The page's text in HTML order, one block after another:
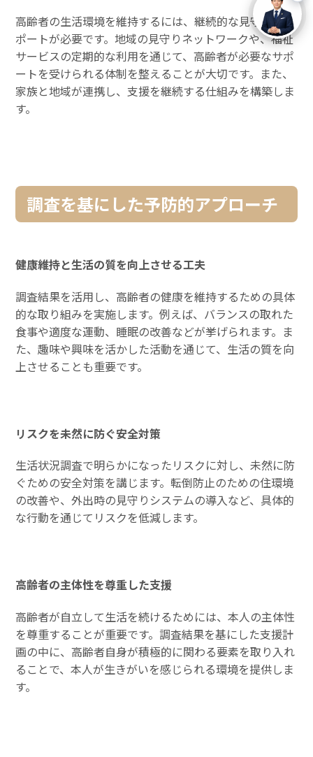
高齢者の生活環境を維持するには、継続的な見守りとサ
ポートが必要です。地域の見守りネットワークや、福祉
サービスの定期的な利用を通じて、高齢者が必要なサポ
ートを受けられる体制を整えることが大切です。また、
家族と地域が連携し、支援を継続する仕組みを構築しま
す。
調査を基にした予防的アプローチ
健康維持と生活の質を向上させる工夫
調査結果を活用し、高齢者の健康を維持するための具体
的な取り組みを実施します。例えば、バランスの取れた
食事や適度な運動、睡眠の改善などが挙げられます。ま
た、趣味や興味を活かした活動を通じて、生活の質を向
上させることも重要です。
リスクを未然に防ぐ安全対策
生活状況調査で明らかになったリスクに対し、未然に防
ぐための安全対策を講じます。転倒防止のための住環境
の改善や、外出時の見守りシステムの導入など、具体的
な行動を通じてリスクを低減します。
高齢者の主体性を尊重した支援
高齢者が自立して生活を続けるためには、本人の主体性
を尊重することが重要です。調査結果を基にした支援計
画の中に、高齢者自身が積極的に関わる要素を取り入れ
ることで、本人が生きがいを感じられる環境を提供しま
す。